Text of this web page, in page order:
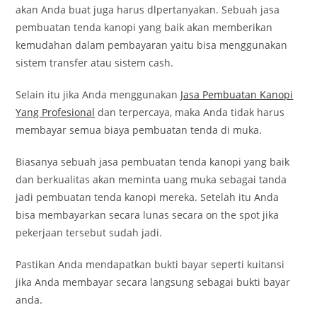
akan Anda buat juga harus dlpertanyakan. Sebuah jasa
pembuatan tenda kanopi yang baik akan memberikan
kemudahan dalam pembayaran yaitu bisa menggunakan
sistem transfer atau sistem cash.
Selain itu jika Anda menggunakan Jasa Pembuatan Kanopi
Yang Profesional dan terpercaya, maka Anda tidak harus
membayar semua biaya pembuatan tenda di muka.
Biasanya sebuah jasa pembuatan tenda kanopi yang baik
dan berkualitas akan meminta uang muka sebagai tanda
jadi pembuatan tenda kanopi mereka. Setelah itu Anda
bisa membayarkan secara lunas secara on the spot jika
pekerjaan tersebut sudah jadi.
Pastikan Anda mendapatkan bukti bayar seperti kuitansi
jika Anda membayar secara langsung sebagai bukti bayar
anda.